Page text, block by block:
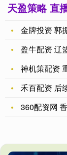
天盈策略 直
金牌投资 郭振
盈牛配资 辽篮
神机策配资
禾百配资 后续
360配资网 香